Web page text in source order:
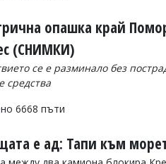
опашка край
(СНИМКИ)
се е разминало без
средства
6668 пъти
е ад: Тапи към